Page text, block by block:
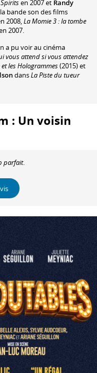
Spiritsen 2007 et Randy
bande son des films
2008,La Momie 3 : la tombe
2007.
a pu voir au cinéma
vous attend si vous attendez
et les Hologrammes(2015) et
dansLa Piste du tueur
: Un voisin
parfait.